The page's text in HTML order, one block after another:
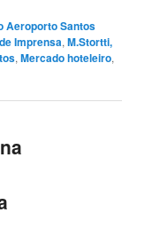
Aeroporto Santos
Imprensa,M.Stortti,
,Mercado hoteleiro,